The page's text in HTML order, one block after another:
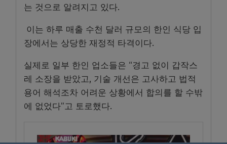
는 것으로 알려지고 있다.
이는 하루 매출 수천 달러 규모의 한인 식당 입
장에서는 상당한 재정적 타격이다.
실제로 일부 한인 업소들은 “경고 없이 갑작스
레 소장을 받았고, 기술 개선은 고사하고 법적
용어 해석조차 어려운 상황에서 합의를 할 수밖
에 없었다”고 토로했다.